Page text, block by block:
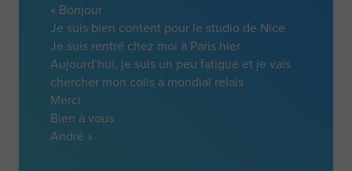
« Bonjour
Je suis bien content pour le studio de Nice
Je suis rentré chez moi à Paris hier
Aujourd’hui, je suis un peu fatigué et je vais
chercher mon colis à mondial relais
Merci
Bien à vous
André »